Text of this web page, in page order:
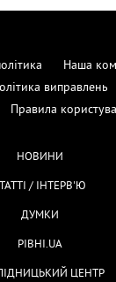
Наша
виправлень
Правила
НОВИНИ
/ ІНТЕРВ'Ю
ДУМКИ
РІВНІ.UA
ЦЕНТР